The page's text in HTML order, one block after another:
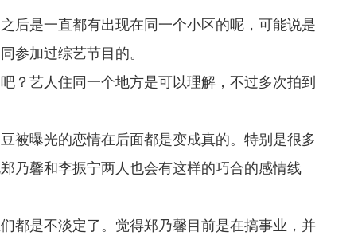
后是一直都有出现在同一个小区的呢，可能说是
参加过综艺节目的。
？艺人住同一个地方是可以理解，不过多次拍到
被曝光的恋情在后面都是变成真的。特别是很多
乃馨和李振宁两人也会有这样的巧合的感情线
都是不淡定了。觉得郑乃馨目前是在搞事业，并